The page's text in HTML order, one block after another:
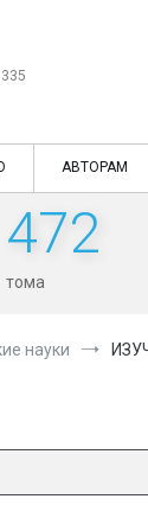
АВТОРАМ
472
тома
науки